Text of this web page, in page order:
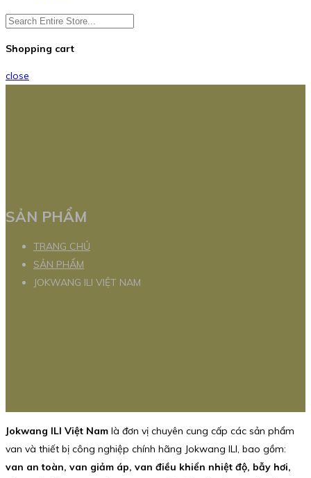
Shopping cart
close
SẢN PHẨM
TRANG CHỦ
SẢN PHẨM
JOKWANG ILI VIỆT NAM
Jokwang ILI Việt Nam là đơn vị chuyên cung cấp các sản phẩm
van và thiết bị công nghiệp chính hãng Jokwang ILI, bao gồm:
van an toàn, van giảm áp, van điều khiển nhiệt độ, bẫy hơi,